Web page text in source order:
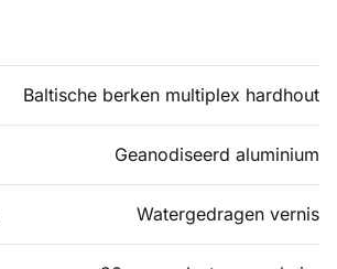
Baltische berken multiplex hardhout
Geanodiseerd aluminium
Watergedragen vernis